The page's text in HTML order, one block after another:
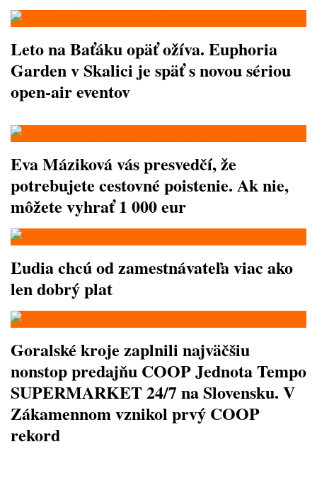
Leto na Baťáku opäť ožíva. Euphoria
Garden v Skalici je späť s novou sériou
open-air eventov
Eva Máziková vás presvedčí, že
potrebujete cestovné poistenie. Ak nie,
môžete vyhrať 1 000 eur
Ľudia chcú od zamestnávateľa viac ako
len dobrý plat
Goralské kroje zaplnili najväčšiu
nonstop predajňu COOP Jednota Tempo
SUPERMARKET 24/7 na Slovensku. V
Zákamennom vznikol prvý COOP
rekord